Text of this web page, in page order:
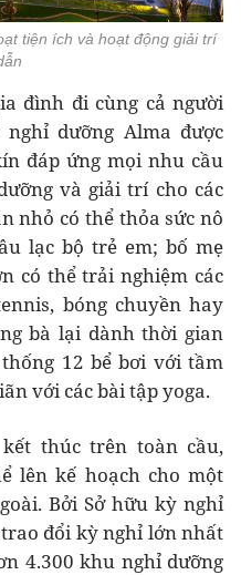
tiện ích và hoạt động giải trí
đình đi cùng cả người
dưỡng Alma được
đáp ứng mọi nhu cầu
và giải trí cho các
nhỏ có thể thỏa sức nô
lạc bộ trẻ em; bố mẹ
có thể trải nghiệm các
bóng chuyền hay
bà lại dành thời gian
12 bể bơi với tầm
với các bài tập yoga.
thúc trên toàn cầu,
lên kế hoạch cho một
Bởi Sở hữu kỳ nghỉ
đổi kỳ nghỉ lớn nhất
4.300 khu nghỉ dưỡng